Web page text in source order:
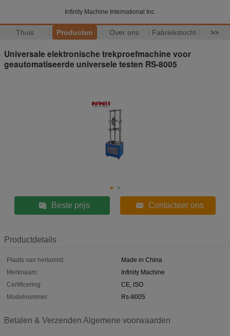
Infinity Machine International Inc.
Thuis Producten Over ons Fabriekstocht >>
Universale elektronische trekproefmachine voor
geautomatiseerde universele testen RS-8005
Beste prijs Contacteer ons
Productdetails
Plaats van herkomst:
Made in China
Merknaam:
Infinity Machine
Certificering:
CE, ISO
Modelnummer:
Rs-8005
Betalen & Verzenden Algemene voorwaarden